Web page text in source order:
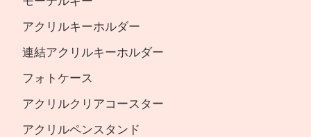
アクリルキーホルダー
連結アクリルキーホルダー
フォトケース
アクリルクリアコースター
アクリルペンスタンド